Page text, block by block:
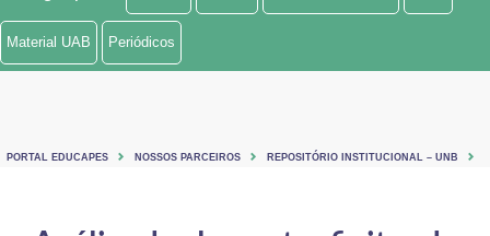
Ministério de Minas e Energia
Material UAB Periódicos
PORTAL EDUCAPES NOSSOS PARCEIROS REPOSITÓRIO INSTITUCIONAL – UNB